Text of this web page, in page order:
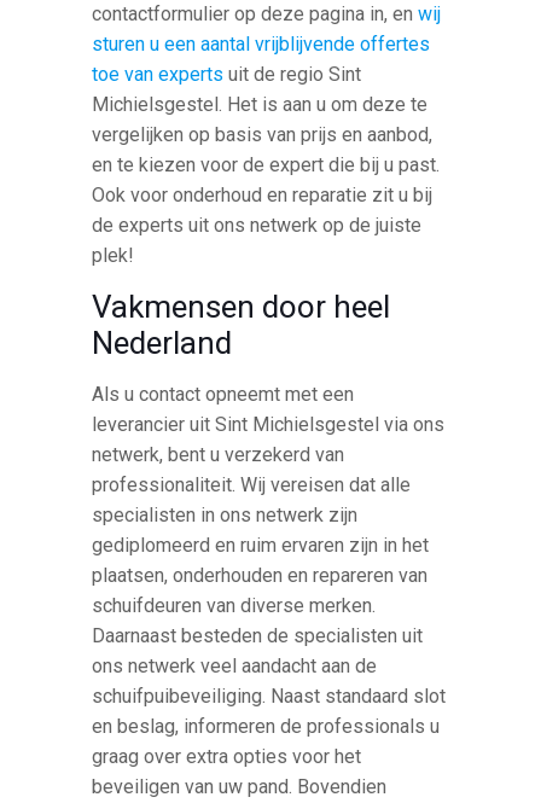
contactformulier op deze pagina in, enwij
sturen u een aantal vrijblijvende offertes
toe van experts uit de regio Sint
Michielsgestel. Het is aan u om deze te
vergelijken op basis van prijs en aanbod,
en te kiezen voor de expert die bij u past.
Ook voor onderhoud en reparatie zit u bij
de experts uit ons netwerk op de juiste
plek!
Vakmensen door heel
Nederland
Als u contact opneemt met een
leverancier uit Sint Michielsgestel via ons
netwerk, bent u verzekerd van
professionaliteit. Wij vereisen dat alle
specialisten in ons netwerk zijn
gediplomeerd en ruim ervaren zijn in het
plaatsen, onderhouden en repareren van
schuifdeuren van diverse merken.
Daarnaast besteden de specialisten uit
ons netwerk veel aandacht aan de
schuifpuibeveiliging. Naast standaard slot
en beslag, informeren de professionals u
graag over extra opties voor het
beveiligen van uw pand. Bovendien